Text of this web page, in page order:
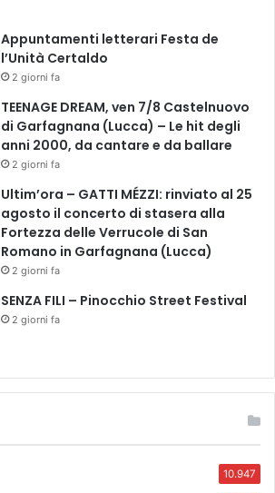
Appuntamenti letterari Festa de
l’Unità Certaldo
2 giorni fa
TEENAGE DREAM, ven 7/8 Castelnuovo
di Garfagnana (Lucca) – Le hit degli
anni 2000, da cantare e da ballare
2 giorni fa
Ultim’ora – GATTI MÉZZI: rinviato al 25
agosto il concerto di stasera alla
Fortezza delle Verrucole di San
Romano in Garfagnana (Lucca)
2 giorni fa
SENZA FILI – Pinocchio Street Festival
2 giorni fa
10.947